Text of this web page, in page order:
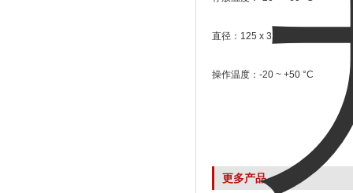
直径：125 x 32 x 31 mm
操作温度：-20 ~ +50 °C
更多产品